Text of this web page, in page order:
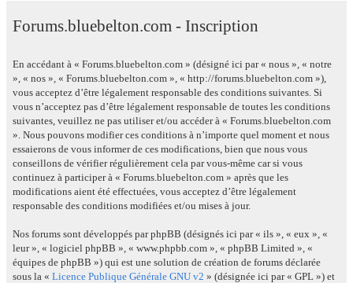
Forums.bluebelton.com - Inscription
En accédant à « Forums.bluebelton.com » (désigné ici par « nous », « notre
», « nos », « Forums.bluebelton.com », « http://forums.bluebelton.com »),
vous acceptez d’être légalement responsable des conditions suivantes. Si
vous n’acceptez pas d’être légalement responsable de toutes les conditions
suivantes, veuillez ne pas utiliser et/ou accéder à « Forums.bluebelton.com
». Nous pouvons modifier ces conditions à n’importe quel moment et nous
essaierons de vous informer de ces modifications, bien que nous vous
conseillons de vérifier régulièrement cela par vous-même car si vous
continuez à participer à « Forums.bluebelton.com » après que les
modifications aient été effectuées, vous acceptez d’être légalement
responsable des conditions modifiées et/ou mises à jour.
Nos forums sont développés par phpBB (désignés ici par « ils », « eux », «
leur », « logiciel phpBB », « www.phpbb.com », « phpBB Limited », «
équipes de phpBB ») qui est une solution de création de forums déclarée
sous la « Licence Publique Générale GNU v2 » (désignée ici par « GPL ») et